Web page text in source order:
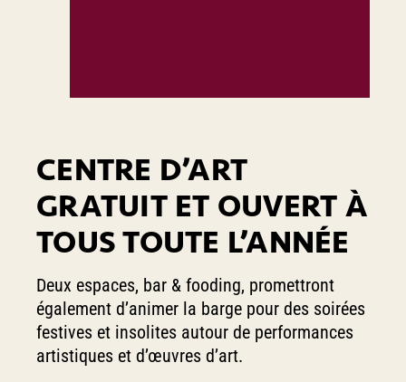
CENTRE D’ART
GRATUIT ET OUVERT À
TOUS TOUTE L’ANNÉE
Deux espaces, bar & fooding, promettront
également d’animer la barge pour des soirées
festives et insolites autour de performances
artistiques et d’œuvres d’art.